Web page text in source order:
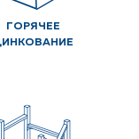
ГОРЯЧЕЕ